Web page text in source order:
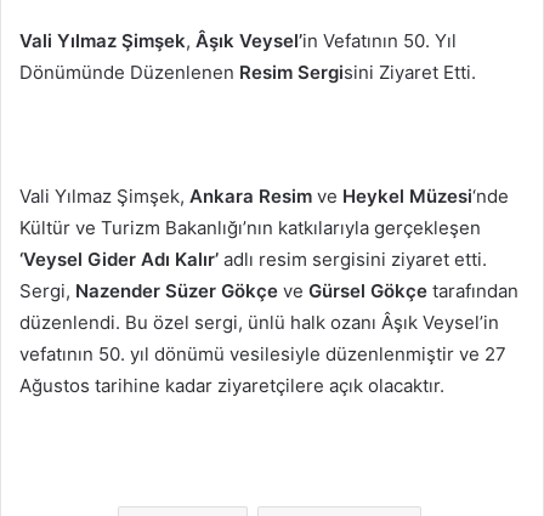
Vali Yılmaz Şimşek, Âşık Veysel’in Vefatının 50. Yıl
Dönümünde Düzenlenen Resim Sergisini Ziyaret Etti.
Vali Yılmaz Şimşek, Ankara Resim ve Heykel Müzesi‘nde
Kültür ve Turizm Bakanlığı’nın katkılarıyla gerçekleşen
‘Veysel Gider Adı Kalır’ adlı resim sergisini ziyaret etti.
Sergi, Nazender Süzer Gökçe ve Gürsel Gökçe tarafından
düzenlendi. Bu özel sergi, ünlü halk ozanı Âşık Veysel’in
vefatının 50. yıl dönümü vesilesiyle düzenlenmiştir ve 27
Ağustos tarihine kadar ziyaretçilere açık olacaktır.